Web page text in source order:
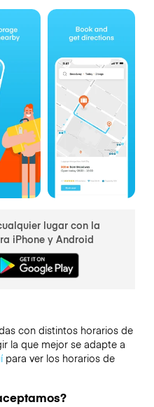
lugar con la
iPhone y Android
con distintos horarios de
la que mejor se adapte a
para ver los horarios de